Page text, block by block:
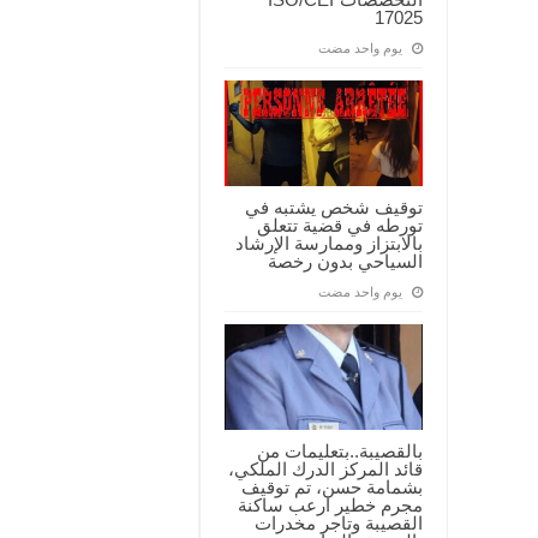
17025
‏يوم واحد مضت
توقيف شخص يشتبه في
تورطه في قضية تتعلق
بالابتزاز وممارسة الإرشاد
السياحي بدون رخصة
‏يوم واحد مضت
بالقصيبة..بتعليمات من
قائد المركز الدرك الملكي،
بشمامة حسن، تم توقيف
مجرم خطير ارعب ساكنة
القصيبة وتاجر مخدرات